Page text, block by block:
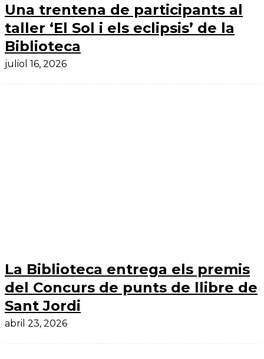
Una trentena de participants al
taller ‘El Sol i els eclipsis’ de la
Biblioteca
juliol 16, 2026
La Biblioteca entrega els premis
del Concurs de punts de llibre de
Sant Jordi
abril 23, 2026